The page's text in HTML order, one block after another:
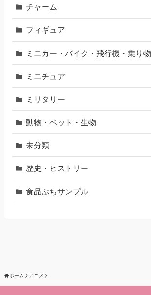
チャーム
フィギュア
ミニカー・バイク・飛行機・乗り物
ミニチュア
ミリタリー
動物・ペット・生物
未分類
歴史・ヒストリー
食品ぷちサンプル
ホーム アニメ